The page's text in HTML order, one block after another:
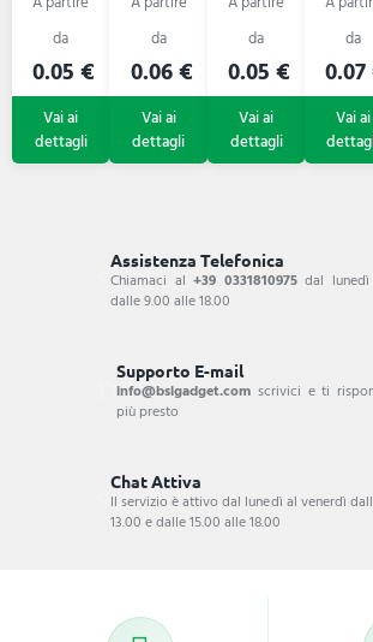
0.05 € 0.06 € 0.05 €
Assistenza Telefonica
Chiamaci al+39 0331810975dal lunedì
dalle 9.00 alle 18.00
Supporto E-mail
info@bsigadget.com scrivici e ti
più presto
Chat Attiva
Il servizio è attivo dal lunedì al venerdì
13.00 e dalle 15.00 alle 18.00